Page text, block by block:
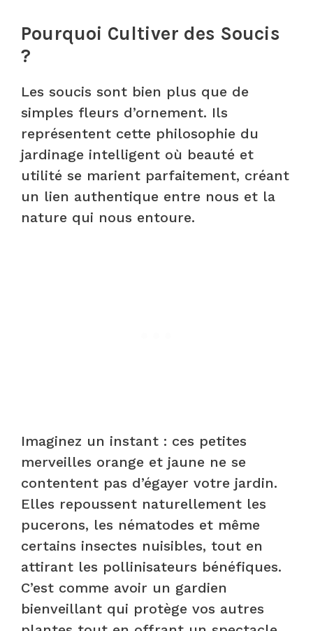
Pourquoi Cultiver des Soucis
?
Les soucis sont bien plus que de
simples fleurs d’ornement. Ils
représentent cette philosophie du
jardinage intelligent où beauté et
utilité se marient parfaitement, créant
un lien authentique entre nous et la
nature qui nous entoure.
Imaginez un instant : ces petites
merveilles orange et jaune ne se
contentent pas d’égayer votre jardin.
Elles repoussent naturellement les
pucerons, les nématodes et même
certains insectes nuisibles, tout en
attirant les pollinisateurs bénéfiques.
C’est comme avoir un gardien
bienveillant qui protège vos autres